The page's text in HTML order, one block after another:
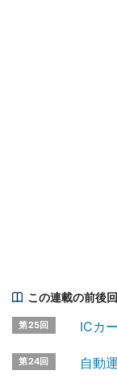
この連載の前後回
第25回 ICカ
第24回 自動